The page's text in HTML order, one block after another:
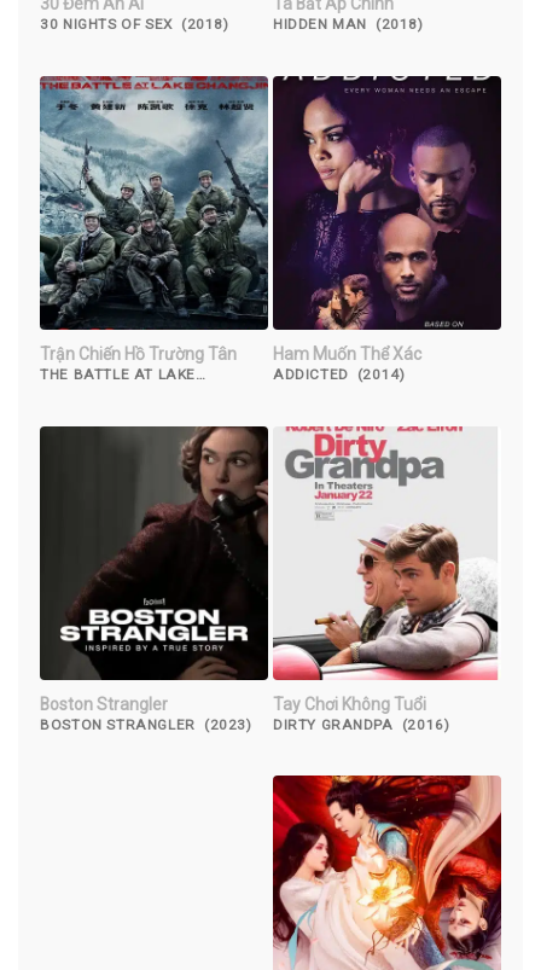
30 NIGHTS OF SEX (2018) HIDDEN MAN (2018)
Trận Chiến Hồ Trường Tân
THE BATTLE AT LAKE
Ham Muốn Thể Xác
ADDICTED (2014)
Boston Strangler
BOSTON STRANGLER (2023)
Tay Chơi Không Tuổi
DIRTY GRANDPA (2016)